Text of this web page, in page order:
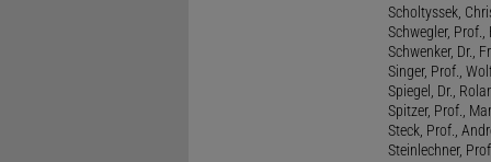
Scholtyssek,
Schwegler,
Schwenker, Dr.,
Singer, Prof.,
Spiegel, Dr.,
Spitzer, Prof.,
Steck, Prof.,
Steinlechner,